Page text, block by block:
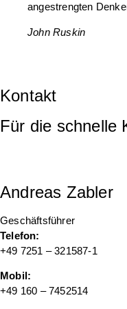
angestrengten
John Ruskin
Kontakt
Für die schnelle
Andreas Zabler
Geschäftsführer
Telefon:
+49 7251 – 321587-1
Mobil:
+49 160 – 7452514